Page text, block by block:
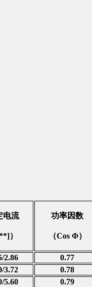
电流
）
功率因数
（Cos Φ）
2.86 0.77
3.72 0.78
5.60 0.79